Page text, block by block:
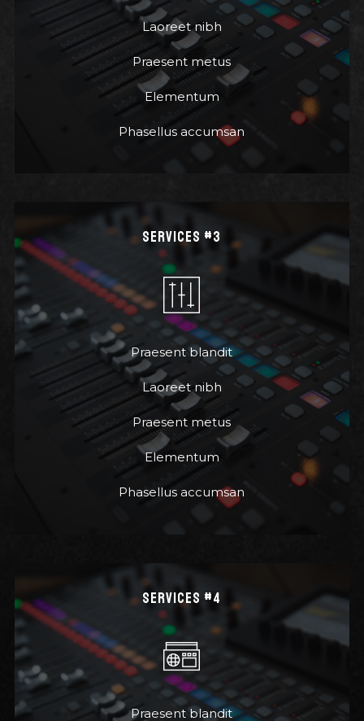
Laoreet nibh
Praesent metus
Elementum
Phasellus accumsan
SERVICES #3
Praesent blandit
Laoreet nibh
Praesent metus
Elementum
Phasellus accumsan
SERVICES #4
Praesent blandit